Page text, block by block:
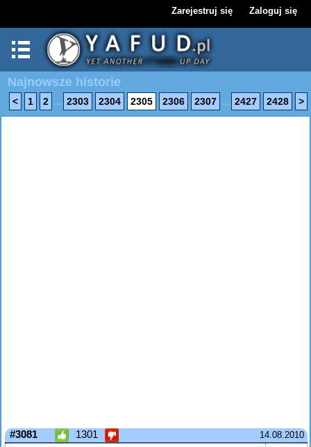
Zarejestruj się Zaloguj się
Najnowsze historie
< 1 2 ... 2303 2304 2305 2306 2307 ... 2427 2428 >
14.08.2010
#3081 1301